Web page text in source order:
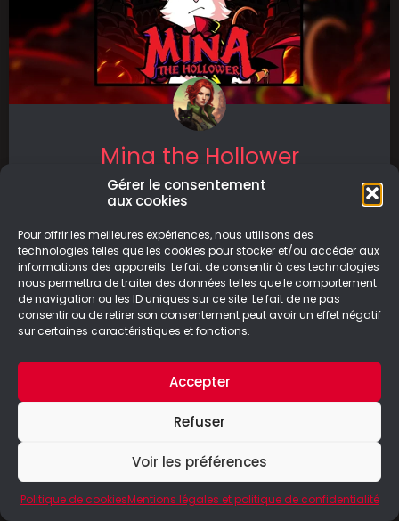
Gérer le consentement
aux cookies
Pour offrir les meilleures expériences, nous utilisons des
technologies telles que les cookies pour stocker et/ou accéder aux
informations des appareils. Le fait de consentir à ces technologies
nous permettra de traiter des données telles que le comportement
de navigation ou les ID uniques sur ce site. Le fait de ne pas
consentir ou de retirer son consentement peut avoir un effet négatif
sur certaines caractéristiques et fonctions.
Accepter
Refuser
Voir les préférences
Politique de cookiesMentions légales et politique de confidentialité
Mina the Hollower
Mina the Hollower est un jeu d’action-aventure
Switch 1/2, PS5
LIRE LA SUITE
10/06/2026
© Le Geek Paresseux –Mentions légales & Politique de